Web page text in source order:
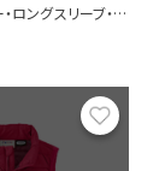
[パタゴニア]ベビー・ロングスリーブ・グラフィック・Tシャツ